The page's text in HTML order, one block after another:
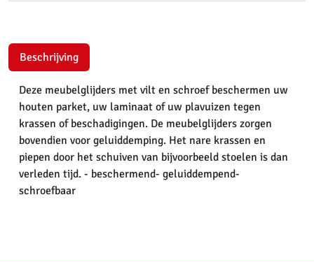
Beschrijving
Deze meubelglijders met vilt en schroef beschermen uw
houten parket, uw laminaat of uw plavuizen tegen
krassen of beschadigingen. De meubelglijders zorgen
bovendien voor geluiddemping. Het nare krassen en
piepen door het schuiven van bijvoorbeeld stoelen is dan
verleden tijd. - beschermend- geluiddempend-
schroefbaar